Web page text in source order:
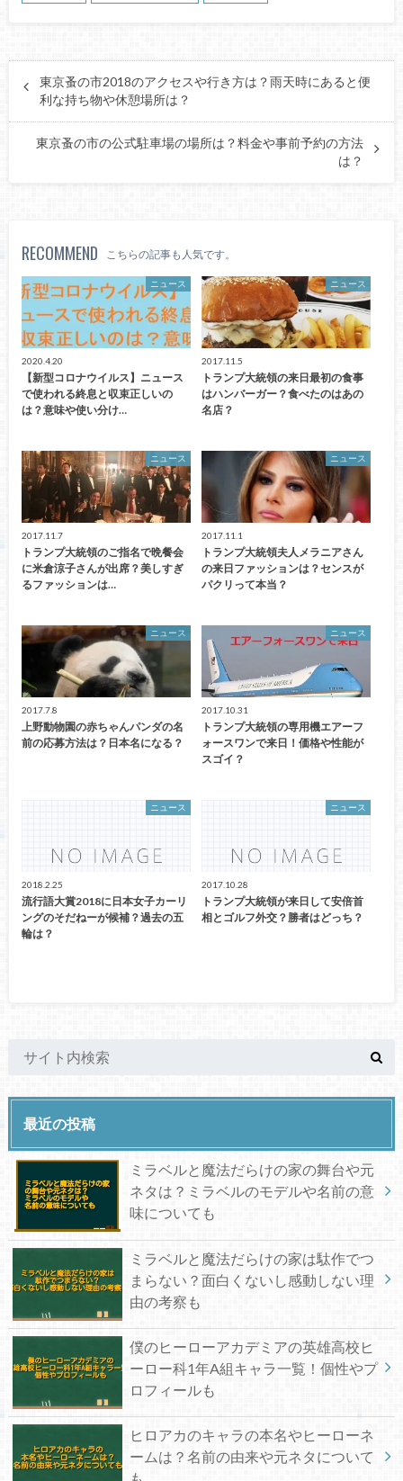
東京蚤の市2018のアクセスや行き方は？雨天時にあると便
利な持ち物や休憩場所は？
東京蚤の市の公式駐車場の場所は？料金や事前予約の方法
は？
RECOMMEND こちらの記事も人気です。
ニュース
2020.4.20
【新型コロナウイルス】ニュース
で使われる終息と収束正しいの
は？意味や使い分け…
ニュース
2017.11.5
トランプ大統領の来日最初の食事
はハンバーガー？食べたのはあの
名店？
ニュース
2017.11.7
トランプ大統領のご指名で晩餐会
に米倉涼子さんが出席？美しすぎ
るファッションは…
ニュース
2017.11.1
トランプ大統領夫人メラニアさん
の来日ファッションは？センスが
パクリって本当？
ニュース
2017.7.8
上野動物園の赤ちゃんパンダの名
前の応募方法は？日本名になる？
ニュース
2017.10.31
トランプ大統領の専用機エアーフ
ォースワンで来日！価格や性能が
スゴイ？
ニュース
2018.2.25
流行語大賞2018に日本女子カーリ
ングのそだねーが候補？過去の五
輪は？
ニュース
2017.10.28
トランプ大統領が来日して安倍首
相とゴルフ外交？勝者はどっち？
最近の投稿
ミラベルと魔法だらけの家の舞台や元
ネタは？ミラベルのモデルや名前の意
味についても
ミラベルと魔法だらけの家は駄作でつ
まらない？面白くないし感動しない理
由の考察も
僕のヒーローアカデミアの英雄高校ヒ
ーロー科1年A組キャラ一覧！個性やプ
ロフィールも
ヒロアカのキャラの本名やヒーローネ
ームは？名前の由来や元ネタについて